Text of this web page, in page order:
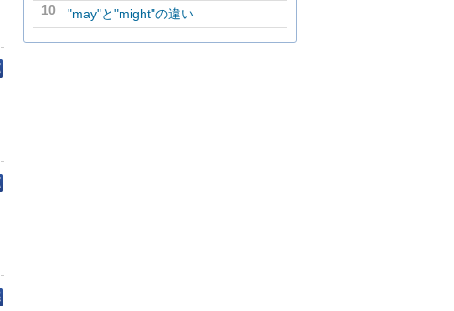
10
"may"と"might"の違い